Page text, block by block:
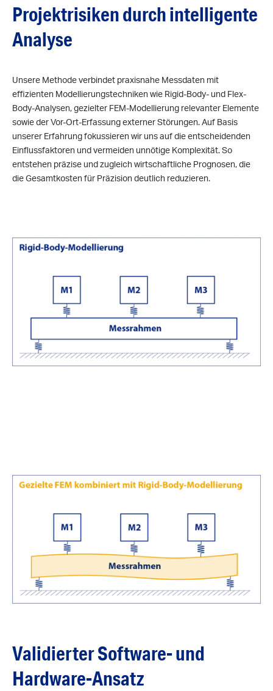
Projektrisiken durch intelligente
Analyse
Unsere Methode verbindet praxisnahe Messdaten mit
effizienten Modellierungstechniken wie Rigid-Body- und Flex-
Body-Analysen, gezielter FEM-Modellierung relevanter Elemente
sowie der Vor-Ort-Erfassung externer Störungen. Auf Basis
unserer Erfahrung fokussieren wir uns auf die entscheidenden
Einflussfaktoren und vermeiden unnötige Komplexität. So
entstehen präzise und zugleich wirtschaftliche Prognosen, die
die Gesamtkosten für Präzision deutlich reduzieren.
Validierter Software- und
Hardware-Ansatz